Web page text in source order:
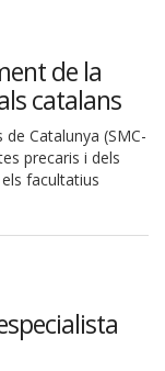
de la
catalans
Catalunya (SMC-
precaris i dels
facultatius